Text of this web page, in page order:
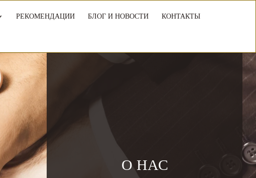
РЕКОМЕНДАЦИИ БЛОГ И НОВОСТИ КОНТАКТЫ
О НАС